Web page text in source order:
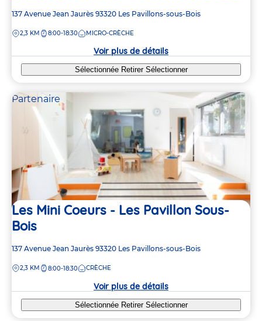
Adresse
la
137 Avenue Jean Jaurès 93320 Les Pavillons-sous-Bois
DISTANCE
2,3 KM 8:00-18:30 MICRO-CRÈCHE
Voir plus de détails
Sélectionnée Retirer Sélectionner
Partenaire
Les Mini Coeurs - Les Pavillon Sous-
Bois
Adresse
la
137 Avenue Jean Jaurès 93320 Les Pavillons-sous-Bois
DISTANCE
2,3 KM 8:00-18:30 CRÈCHE
Voir plus de détails
Sélectionnée Retirer Sélectionner